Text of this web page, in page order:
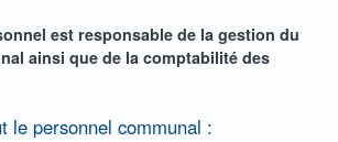
est responsable de la gestion du
ainsi que de la comptabilité des
le personnel communal :